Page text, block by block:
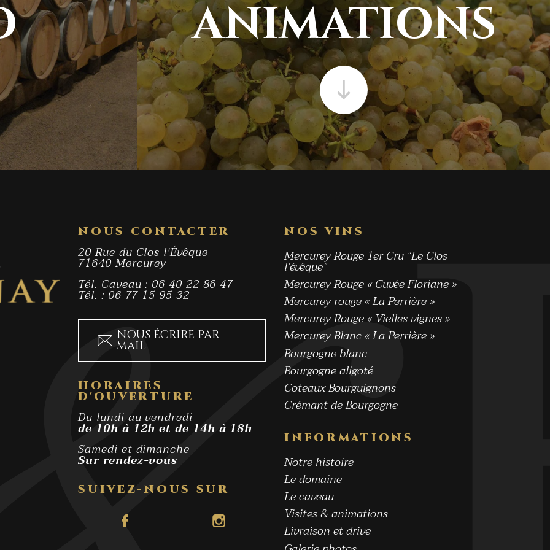
ANIMATIONS
NOUS CONTACTER
20 Rue du Clos l'Évêque
71640 Mercurey
Tél. Caveau : 06 40 22 86 47
Tél. : 06 77 15 95 32
NOUS ÉCRIRE PAR
MAIL
HORAIRES
D'OUVERTURE
Du lundi au vendredi
de 10h à 12h et de 14h à 18h
Samedi et dimanche
Sur rendez-vous
SUIVEZ-NOUS SUR
NOS VINS
Mercurey Rouge 1er Cru “Le Clos
l’évêque”
Mercurey Rouge « Cuvée Floriane »
Mercurey rouge « La Perrière »
Mercurey Rouge « Vielles vignes »
Mercurey Blanc « La Perrière »
Bourgogne blanc
Bourgogne aligoté
Coteaux Bourguignons
Crémant de Bourgogne
INFORMATIONS
Notre histoire
Le domaine
Le caveau
Visites & animations
Livraison et drive